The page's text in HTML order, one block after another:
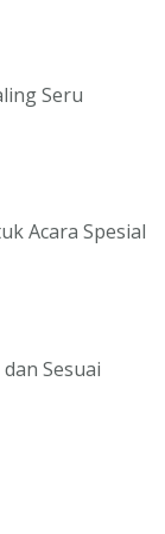
Seru
Acara Spesial
Sesuai